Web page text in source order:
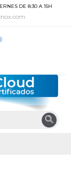
DE 8:30 A 15H